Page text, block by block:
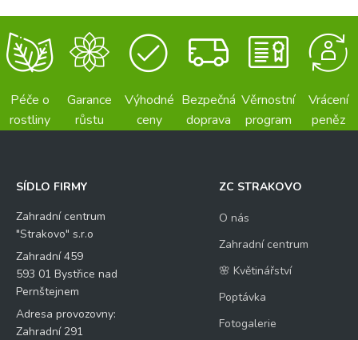
Péče o
rostliny
Garance
růstu
Výhodné
ceny
Bezpečná
doprava
Věrnostní
program
Vrácení
peněz
SÍDLO FIRMY
Zahradní centrum
"Strakovo" s.r.o
Zahradní 459
593 01 Bystřice nad
Pernštejnem
Adresa provozovny:
Zahradní 291
ZC STRAKOVO
O nás
Zahradní centrum
🌸 Květinářství
Poptávka
Fotogalerie